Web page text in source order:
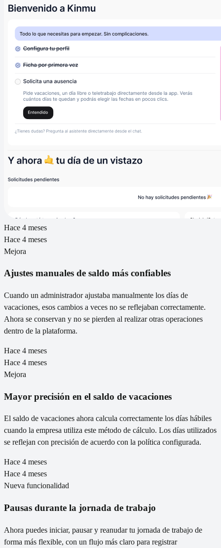
Hace 4 meses
Hace 4 meses
Mejora
Ajustes manuales de saldo más confiables
Cuando un administrador ajustaba manualmente los días de
vacaciones, esos cambios a veces no se reflejaban correctamente.
Ahora se conservan y no se pierden al realizar otras operaciones
dentro de la plataforma.
Hace 4 meses
Hace 4 meses
Mejora
Mayor precisión en el saldo de vacaciones
El saldo de vacaciones ahora calcula correctamente los días hábiles
cuando la empresa utiliza este método de cálculo. Los días utilizados
se reflejan con precisión de acuerdo con la política configurada.
Hace 4 meses
Hace 4 meses
Nueva funcionalidad
Pausas durante la jornada de trabajo
Ahora puedes iniciar, pausar y reanudar tu jornada de trabajo de
forma más flexible, con un flujo más claro para registrar